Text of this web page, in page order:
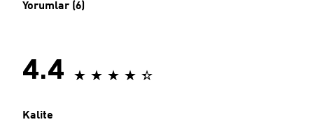
Yorumlar (6)
4.4
Kalite